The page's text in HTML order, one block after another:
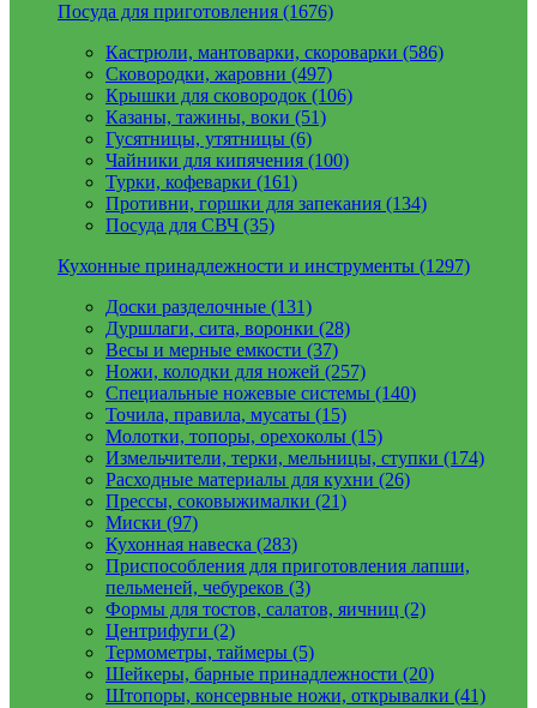
Посуда для приготовления (1676)
Кастрюли, мантоварки, скороварки (586)
Сковородки, жаровни (497)
Крышки для сковородок (106)
Казаны, тажины, воки (51)
Гусятницы, утятницы (6)
Чайники для кипячения (100)
Турки, кофеварки (161)
Противни, горшки для запекания (134)
Посуда для СВЧ (35)
Кухонные принадлежности и инструменты (1297)
Доски разделочные (131)
Дуршлаги, сита, воронки (28)
Весы и мерные емкости (37)
Ножи, колодки для ножей (257)
Специальные ножевые системы (140)
Точила, правила, мусаты (15)
Молотки, топоры, орехоколы (15)
Измельчители, терки, мельницы, ступки (174)
Расходные материалы для кухни (26)
Прессы, соковыжималки (21)
Миски (97)
Кухонная навеска (283)
Приспособления для приготовления лапши,
пельменей, чебуреков (3)
Формы для тостов, салатов, яичниц (2)
Центрифуги (2)
Термометры, таймеры (5)
Шейкеры, барные принадлежности (20)
Штопоры, консервные ножи, открывалки (41)